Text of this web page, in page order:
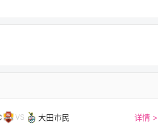
VS 大田市民 详情 >